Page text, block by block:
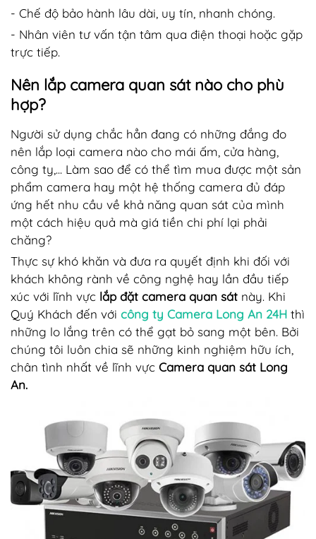
- Chế độ bảo hành lâu dài, uy tín, nhanh chóng.
- Nhân viên tư vấn tận tâm qua điện thoại hoặc gặp
trực tiếp.
Nên lắp camera quan sát nào cho phù
hợp?
Người sử dụng chắc hẳn đang có những đắng đo
nên lắp loại camera nào cho mái ấm, cửa hàng,
công ty,... Làm sao để có thể tìm mua được một sản
phẩm camera hay một hệ thống camera đủ đáp
ứng hết nhu cầu về khả năng quan sát của mình
một cách hiệu quả mà giá tiền chi phí lại phải
chăng?
Thực sự khó khăn và đưa ra quyết định khi đối với
khách không rành về công nghệ hay lần đầu tiếp
xúc với lĩnh vực lắp đặt camera quan sát này. Khi
Quý Khách đến với công ty Camera Long An 24H thì
những lo lắng trên có thể gạt bỏ sang một bên. Bởi
chúng tôi luôn chia sẽ những kinh nghiệm hữu ích,
chân tình nhất về lĩnh vực Camera quan sát Long
An.